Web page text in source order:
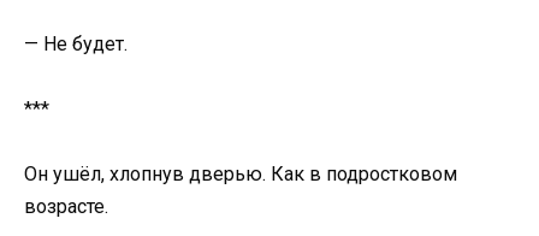
— Не будет.
***
Он ушёл, хлопнув дверью. Как в подростковом
возрасте.